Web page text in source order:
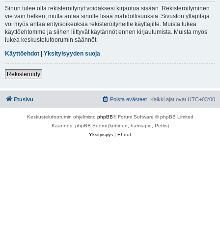
Sinun tulee olla rekisteröitynyt voidaksesi kirjautua sisään. Rekisteröityminen
vie vain hetken, mutta antaa sinulle lisää mahdollisuuksia. Sivuston ylläpitäjä
voi myös antaa erityisoikeuksia rekisteröityneille käyttäjille. Muista lukea
käyttöehtomme ja siihen liittyvät käytännöt ennen kirjautumista. Muista myös
lukea keskustelufoorumin säännöt.
Käyttöehdot | Yksityisyyden suoja
Rekisteröidy
Etusivu Kaikki ajat ovat UTC+03:00
Poista evästeet
Keskustelufoorumin ohjelmisto phpBB® Forum Software © phpBB Limited
Käännös: phpBB Suomi (lurttinen, harritapio, Pettis)
Yksityisyys | Ehdot